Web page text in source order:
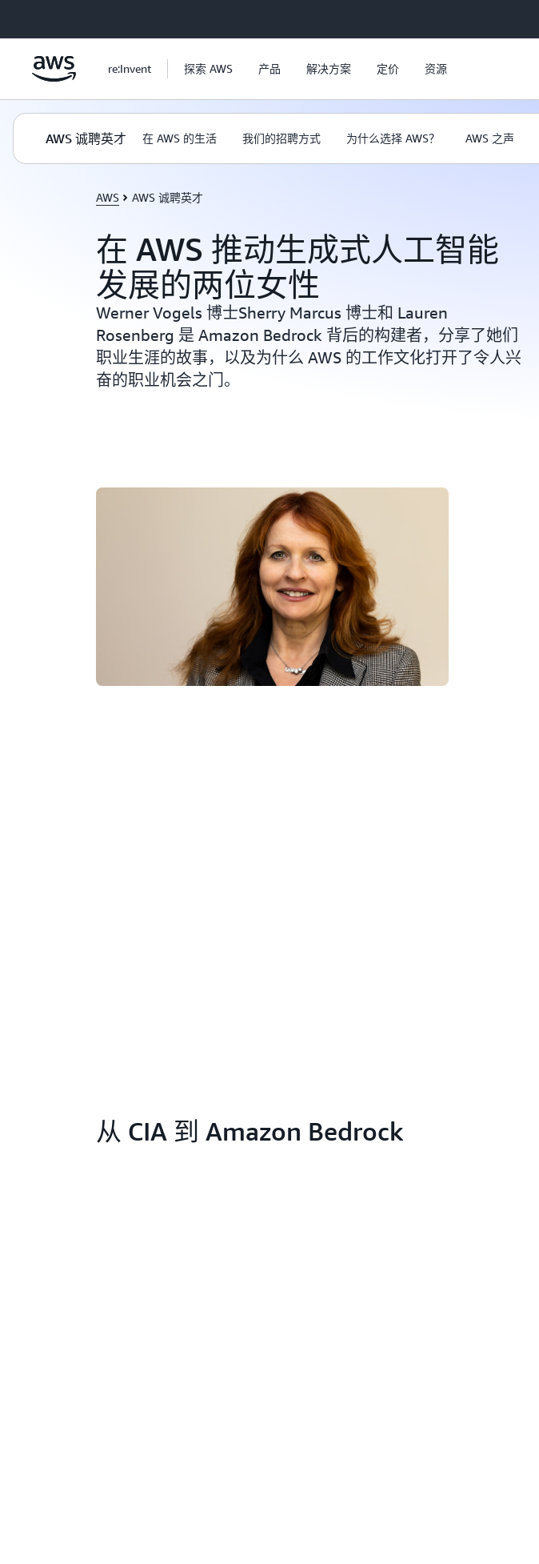
re:Invent 探索 AWS 产品 解决方案 定价 资源
AWS 诚聘英才 在 AWS 的生活 我们的招聘方式 为什么选择 AWS？ AWS 之声
AWS AWS 诚聘英才
在 AWS 推动生成式人工智能
发展的两位女性
Werner Vogels 博士Sherry Marcus 博士和 Lauren
Rosenberg 是 Amazon Bedrock 背后的构建者，分享了她们
职业生涯的故事，以及为什么 AWS 的工作文化打开了令人兴
奋的职业机会之门。
从 CIA 到 Amazon Bedrock